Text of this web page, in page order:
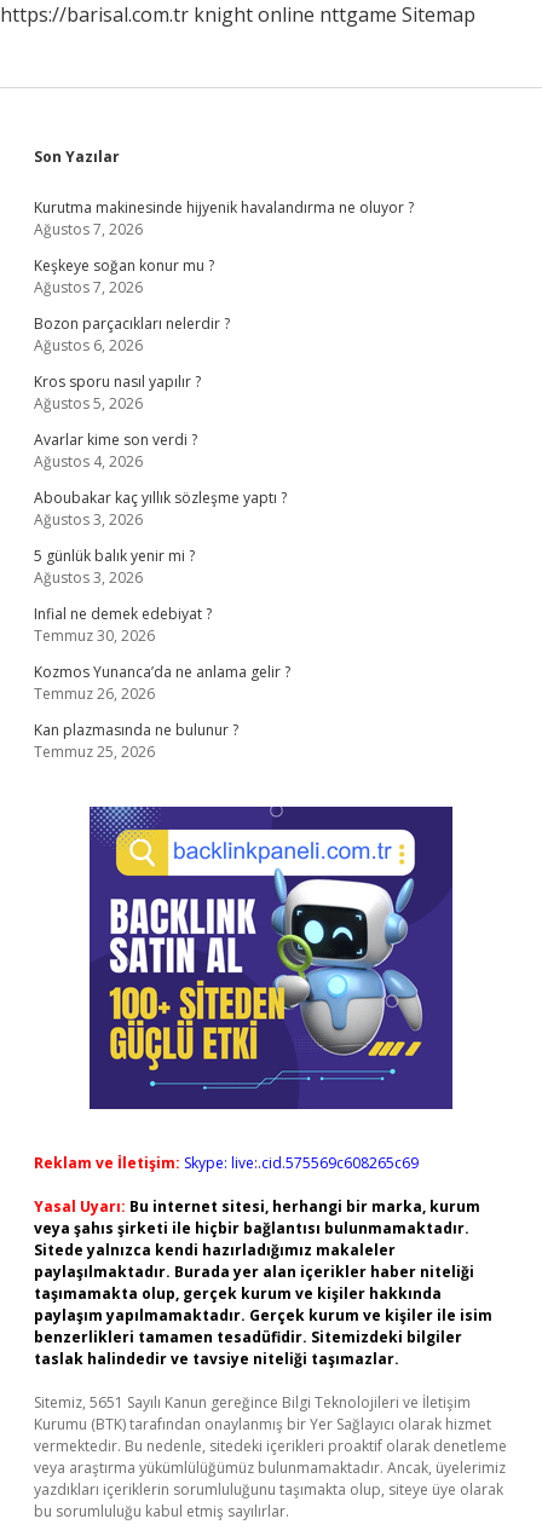
https://barisal.com.tr knight online nttgame Sitemap
Sidebar
Son Yazılar
Kurutma makinesinde hijyenik havalandırma ne oluyor ?
Ağustos 7, 2026
Keşkeye soğan konur mu ?
Ağustos 7, 2026
Bozon parçacıkları nelerdir ?
Ağustos 6, 2026
Kros sporu nasıl yapılır ?
Ağustos 5, 2026
Avarlar kime son verdi ?
Ağustos 4, 2026
Aboubakar kaç yıllık sözleşme yaptı ?
Ağustos 3, 2026
5 günlük balık yenir mi ?
Ağustos 3, 2026
Infial ne demek edebiyat ?
Temmuz 30, 2026
Kozmos Yunanca’da ne anlama gelir ?
Temmuz 26, 2026
Kan plazmasında ne bulunur ?
Temmuz 25, 2026
Reklam ve İletişim: Skype: live:.cid.575569c608265c69
Yasal Uyarı: Bu internet sitesi, herhangi bir marka, kurum
veya şahıs şirketi ile hiçbir bağlantısı bulunmamaktadır.
Sitede yalnızca kendi hazırladığımız makaleler
paylaşılmaktadır. Burada yer alan içerikler haber niteliği
taşımamakta olup, gerçek kurum ve kişiler hakkında
paylaşım yapılmamaktadır. Gerçek kurum ve kişiler ile isim
benzerlikleri tamamen tesadüfidir. Sitemizdeki bilgiler
taslak halindedir ve tavsiye niteliği taşımazlar.
Sitemiz, 5651 Sayılı Kanun gereğince Bilgi Teknolojileri ve İletişim
Kurumu (BTK) tarafından onaylanmış bir Yer Sağlayıcı olarak hizmet
vermektedir. Bu nedenle, sitedeki içerikleri proaktif olarak denetleme
veya araştırma yükümlülüğümüz bulunmamaktadır. Ancak, üyelerimiz
yazdıkları içeriklerin sorumluluğunu taşımakta olup, siteye üye olarak
bu sorumluluğu kabul etmiş sayılırlar.